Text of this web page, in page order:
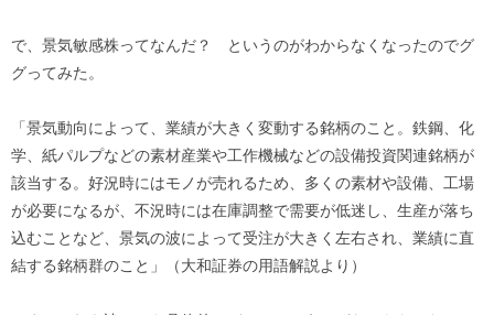
で、景気敏感株ってなんだ？ というのがわからなくなったのでグ
グってみた。
「景気動向によって、業績が大きく変動する銘柄のこと。鉄鋼、化
学、紙パルプなどの素材産業や工作機械などの設備投資関連銘柄が
該当する。好況時にはモノが売れるため、多くの素材や設備、工場
が必要になるが、不況時には在庫調整で需要が低迷し、生産が落ち
込むことなど、景気の波によって受注が大きく左右され、業績に直
結する銘柄群のこと」（大和証券の用語解説より）